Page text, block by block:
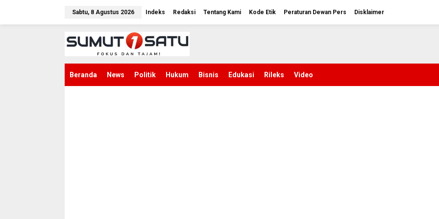
Sabtu, 8 Agustus 2026 Indeks Redaksi Tentang Kami Kode Etik Peraturan Dewan Pers Disklaimer
Beranda News Politik Hukum Bisnis Edukasi Rileks Video